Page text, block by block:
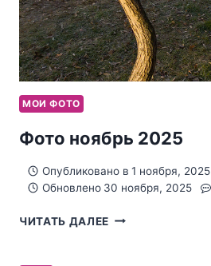
МОИ ФОТО
Фото ноябрь 2025
Опубликовано в 1 ноября, 2025
Обновлено 30 ноября, 2025
ЧИТАТЬ ДАЛЕЕ ФОТО